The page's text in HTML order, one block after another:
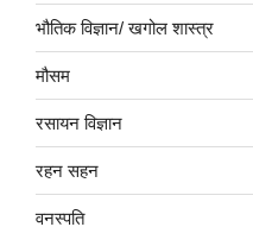
भौतिक विज्ञान/ खगोल शास्त्र
मौसम
रसायन विज्ञान
रहन सहन
वनस्पति